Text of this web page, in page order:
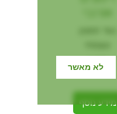
70
מידע נוסף
לא מאשר